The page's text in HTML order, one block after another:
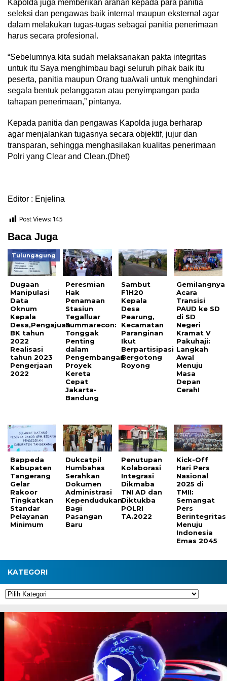
Kapolda juga memberikan arahan kepada para panitia
seleksi dan pengawas baik internal maupun eksternal agar
dalam melakukan tugas-tugas sebagai panitia penerimaan
harus secara profesional.
“Sebelumnya kita sudah melaksanakan pakta integritas
untuk itu Saya menghimbau bagi seluruh pihak baik itu
peserta, panitia maupun Orang tua/wali untuk menghindari
segala bentuk pelanggaran atau penyimpangan pada
tahapan penerimaan,” pintanya.
Kepada panitia dan pengawas Kapolda juga berharap
agar menjalankan tugasnya secara objektif, jujur dan
transparan, sehingga menghasilakan kualitas penerimaan
Polri yang Clear and Clean.(Dhet)
Editor : Enjelina
Post Views: 145
Baca Juga
Tulungagung
Dugaan
Manipulasi
Data
Oknum
Kepala
Desa,Pengajuan
BK tahun
2022
Realisasi
tahun 2023
Pengerjaan
2022
Peresmian
Hak
Penamaan
Stasiun
Tegalluar
Summarecon:
Tonggak
Penting
dalam
Pengembangan
Proyek
Kereta
Cepat
Jakarta-
Bandung
Sambut
F1H20
Kepala
Desa
Pearung,
Kecamatan
Paranginan
Ikut
Berpartisipasi
Bergotong
Royong
Gemilangnya
Acara
Transisi
PAUD ke SD
di SD
Negeri
Kramat V
Pakuhaji:
Langkah
Awal
Menuju
Masa
Depan
Cerah!
Bappeda
Kabupaten
Tangerang
Gelar
Rakoor
Tingkatkan
Standar
Pelayanan
Minimum
Dukcatpil
Humbahas
Serahkan
Dokumen
Administrasi
Kependudukan
Bagi
Pasangan
Baru
Penutupan
Kolaborasi
Integrasi
Dikmaba
TNI AD dan
Diktukba
POLRI
TA.2022
Kick-Off
Hari Pers
Nasional
2025 di
TMII:
Semangat
Pers
Berintegritas
Menuju
Indonesia
Emas 2045
KATEGORI
Kategori
Pemutar
Video